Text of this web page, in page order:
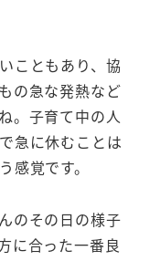
こともあり、協
の急な発熱など
。子育て中の人
急に休むことは
感覚です。
のその日の様子
に合った一番良